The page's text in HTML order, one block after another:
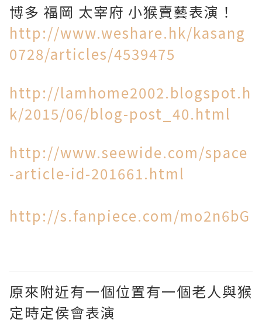
博多 福岡 太宰府 小猴賣藝表演！
http://www.weshare.hk/kasang
0728/articles/4539475
http://lamhome2002.blogspot.h
k/2015/06/blog-post_40.html
http://www.seewide.com/space
-article-id-201661.html
http://s.fanpiece.com/mo2n6bG
原來附近有一個位置有一個老人與猴
定時定侯會表演